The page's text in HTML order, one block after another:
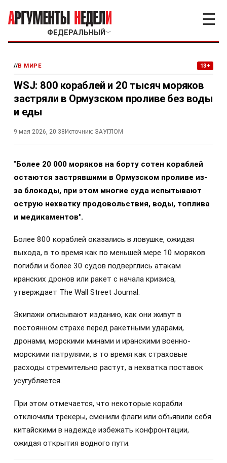
ФЕДЕРАЛЬНЫЙ ﹀
☰
//В МИРЕ 13+
WSJ: 800 кораблей и 20 тысяч моряков
застряли в Ормузском проливе без воды
и еды
9 мая 2026, 20:38 Источник: ЗАУГЛОМ
"Более 20 000 моряков на борту сотен кораблей
остаются застрявшими в Ормузском проливе из-
за блокады, при этом многие суда испытывают
острую нехватку продовольствия, воды, топлива
и медикаментов".
Более 800 кораблей оказались в ловушке, ожидая
выхода, в то время как по меньшей мере 10 моряков
погибли и более 30 судов подверглись атакам
иранских дронов или ракет с начала кризиса,
утверждает The Wall Street Journal.
Экипажи описывают изданию, как они живут в
постоянном страхе перед ракетными ударами,
дронами, морскими минами и иранскими военно-
морскими патрулями, в то время как страховые
расходы стремительно растут, а нехватка поставок
усугубляется.
При этом отмечается, что некоторые корабли
отключили трекеры, сменили флаги или объявили себя
китайскими в надежде избежать конфронтации,
ожидая открытия водного пути.